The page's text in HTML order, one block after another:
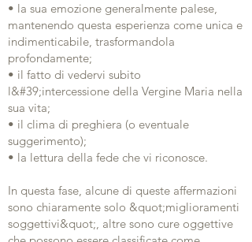
• la sua emozione generalmente palese,
mantenendo questa esperienza come unica e
indimenticabile, trasformandola
profondamente;
• il fatto di vedervi subito
l&#39;intercessione della Vergine Maria nella
sua vita;
• il clima di preghiera (o eventuale
suggerimento);
• la lettura della fede che vi riconosce.
In questa fase, alcune di queste affermazioni
sono chiaramente solo &quot;miglioramenti
soggettivi&quot;, altre sono cure oggettive